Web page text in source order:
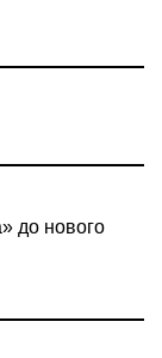
до нового